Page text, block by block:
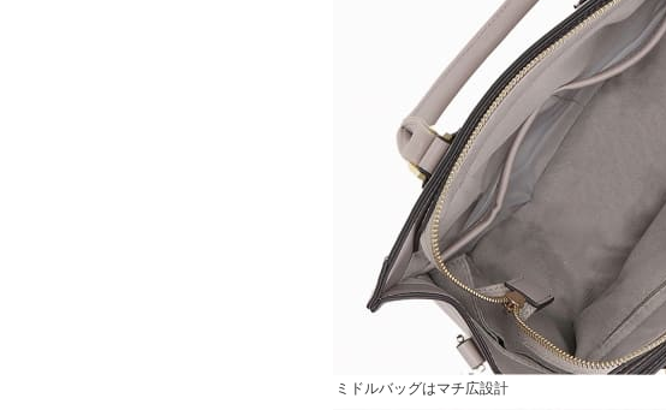
ミドルバッグはマチ広設計